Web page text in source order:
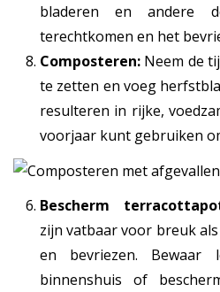
bladeren en andere
terechtkomen en het
Composteren: Neem de
te zetten en voeg
resulteren in rijke,
voorjaar kunt gebruiken
Bescherm
zijn vatbaar voor breuk
en bevriezen. Bewaar
binnenshuis of